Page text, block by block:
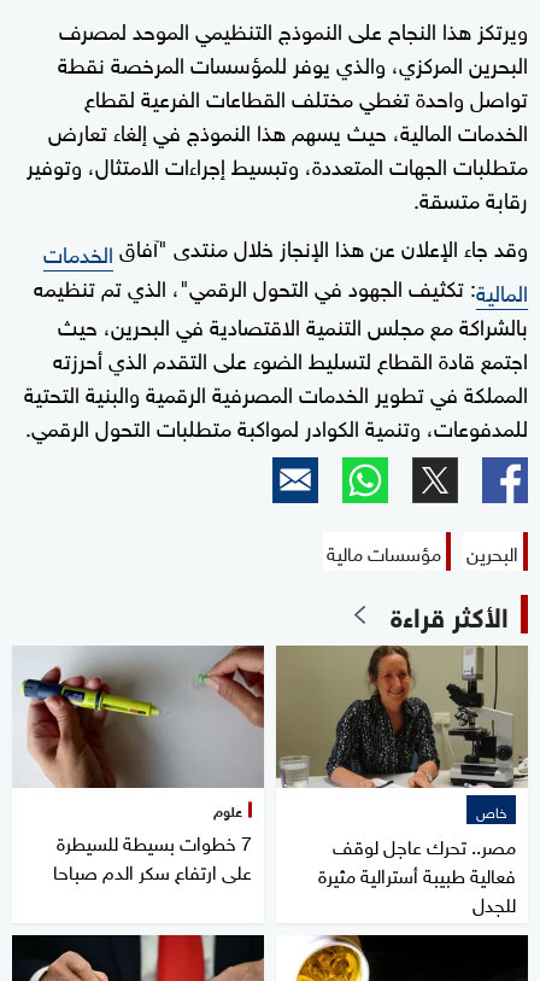
ويرتكز هذا النجاح على النموذج التنظيمي الموحد لمصرف
البحرين المركزي، والذي يوفر للمؤسسات المرخصة نقطة
تواصل واحدة تغطي مختلف القطاعات الفرعية لقطاع
الخدمات المالية، حيث يسهم هذا النموذج في إلغاء تعارض
متطلبات الجهات المتعددة، وتبسيط إجراءات الامتثال، وتوفير
رقابة متسقة.
وقد جاء الإعلان عن هذا الإنجاز خلال منتدى "آفاقالخدمات
المالية: تكثيف الجهود في التحول الرقمي"، الذي تم تنظيمه
بالشراكة مع مجلس التنمية الاقتصادية في البحرين، حيث
اجتمع قادة القطاع لتسليط الضوء على التقدم الذي أحرزته
المملكة في تطوير الخدمات المصرفية الرقمية والبنية التحتية
للمدفوعات، وتنمية الكوادر لمواكبة متطلبات التحول الرقمي.
البحرين مؤسسات مالية
الأكثر قراءة
خاص
مصر.. تحرك عاجل لوقف
فعالية طبيبة أسترالية مثيرة
للجدل
علوم
7 خطوات بسيطة للسيطرة
على ارتفاع سكر الدم صباحا